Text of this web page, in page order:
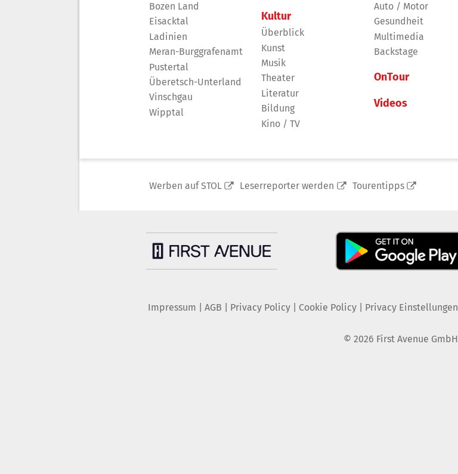
Bozen Land
Eisacktal
Ladinien
Meran-Burggrafenamt
Pustertal
Überetsch-Unterland
Vinschgau
Wipptal
Kultur
Überblick
Kunst
Musik
Theater
Literatur
Bildung
Kino / TV
Auto / Motor
Gesundheit
Multimedia
Backstage
OnTour
Videos
Werben auf STOL Leserreporter werden Tourentipps
Impressum AGB Privacy Policy| Cookie Policy| Privacy Einstellungen
© 2026 First Avenue GmbH